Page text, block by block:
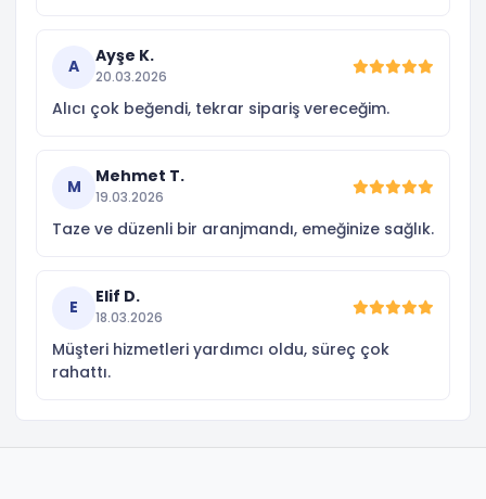
A
Ayşe K.
20.03.2026
Alıcı çok beğendi, tekrar sipariş vereceğim.
M
Mehmet T.
19.03.2026
Taze ve düzenli bir aranjmandı, emeğinize sağlık.
E
Elif D.
18.03.2026
Müşteri hizmetleri yardımcı oldu, süreç çok
rahattı.